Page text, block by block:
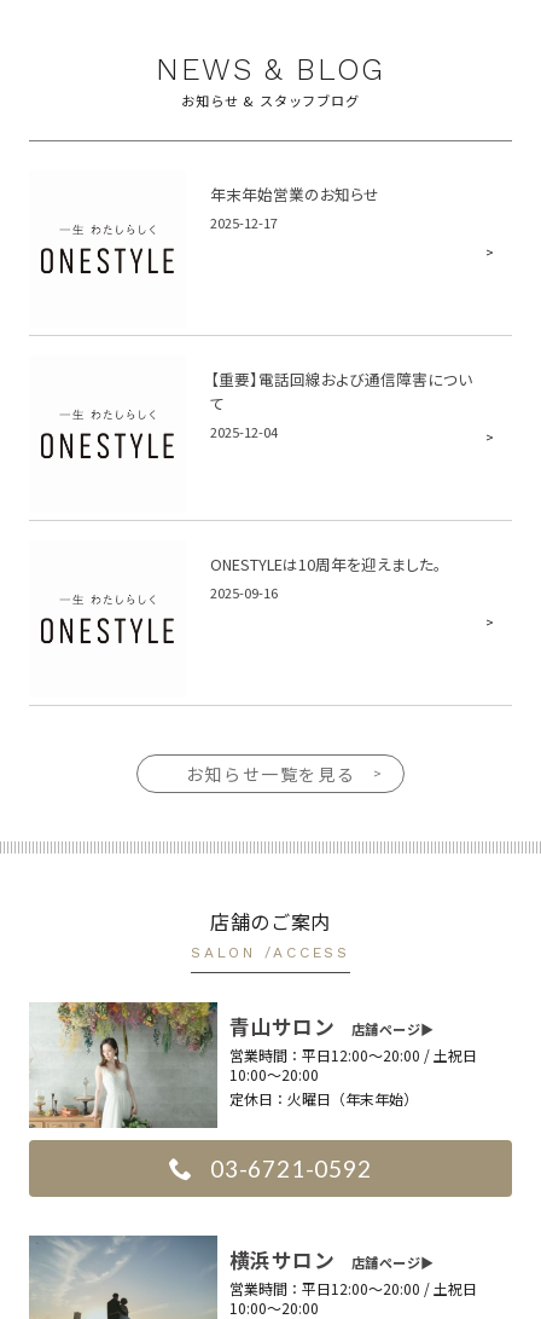
NEWS & BLOG
お知らせ & スタッフブログ
年末年始営業のお知らせ
2025-12-17
【重要】電話回線および通信障害につい
て
2025-12-04
ONESTYLEは10周年を迎えました。
2025-09-16
お知らせ一覧を見る
店舗のご案内
SALON /ACCESS
青山サロン 店舗ページ▶︎
営業時間： 平日12:00〜20:00 / 土祝日
10:00〜20:00
定休日： 火曜日（年末年始）
03-6721-0592
横浜サロン 店舗ページ▶︎
営業時間： 平日12:00〜20:00 / 土祝日
10:00〜20:00